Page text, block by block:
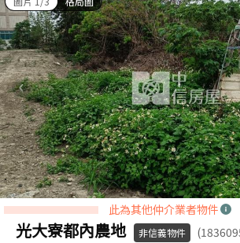
此為其他仲介業者物件
光大寮都內農地 非信義物件